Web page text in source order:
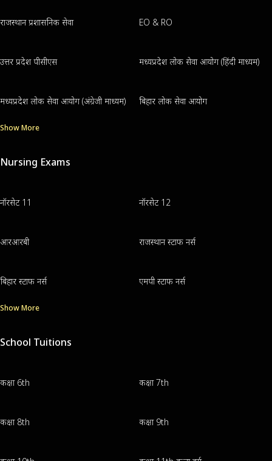
राजस्थान प्रशासनिक सेवा EO & RO
उत्तर प्रदेश पीसीएस मध्यप्रदेश लोक सेवा आयोग (हिंदी माध्यम)
मध्यप्रदेश लोक सेवा आयोग (अंग्रेजी माध्यम) बिहार लोक सेवा आयोग
Show More
Nursing Exams
नॉरसेट 11 नॉरसेट 12
आरआरबी राजस्थान स्टाफ नर्स
बिहार स्टाफ नर्स एमपी स्टाफ नर्स
Show More
School Tuitions
कक्षा 6th कक्षा 7th
कक्षा 8th कक्षा 9th